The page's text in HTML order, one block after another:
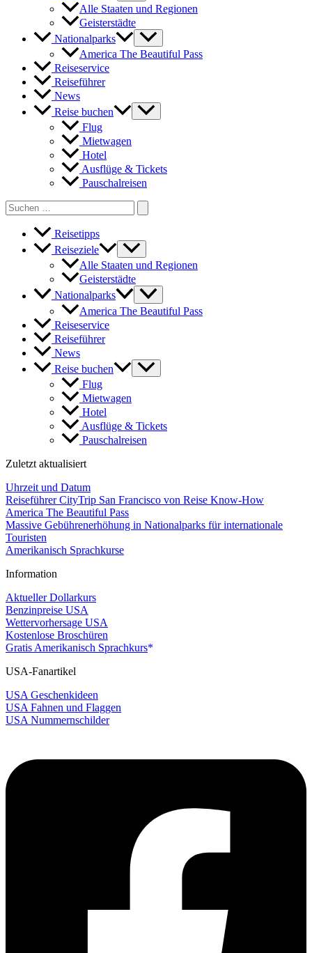
Alle Staaten und Regionen
Geisterstädte
Nationalparks
America The Beautiful Pass
Reiseservice
Reiseführer
News
Reise buchen
Flug
Mietwagen
Hotel
Ausflüge & Tickets
Pauschalreisen
Search
for:
Reisetipps
Reiseziele
Alle Staaten und Regionen
Geisterstädte
Nationalparks
America The Beautiful Pass
Reiseservice
Reiseführer
News
Reise buchen
Flug
Mietwagen
Hotel
Ausflüge & Tickets
Pauschalreisen
Zuletzt aktualisiert
Uhrzeit und Datum
Reiseführer CityTrip San Francisco von Reise Know-How
America The Beautiful Pass
Massive Gebührenerhöhung in Nationalparks für internationale
Touristen
Amerikanisch Sprachkurse
Information
Aktueller Dollarkurs
Benzinpreise USA
Wettervorhersage USA
Kostenlose Broschüren
Gratis Amerikanisch Sprachkurs
USA-Fanartikel
USA Geschenkideen
USA Fahnen und Flaggen
USA Nummernschilder